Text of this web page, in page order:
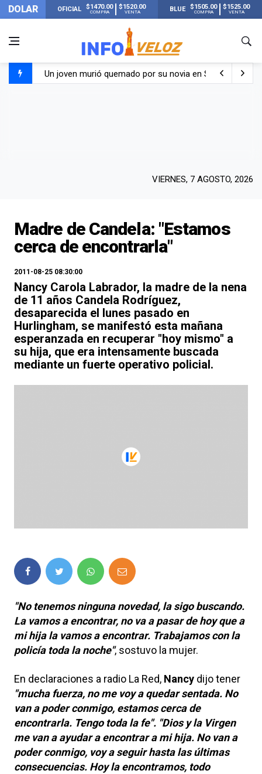
DOLAR OFICIAL $1470.00
COMPRA
$1520.00
VENTA BLUE $1505.00
COMPRA
$1525.00
VENTA
Un joven murió quemado por su novia en San Luis:
VIERNES, 7 AGOSTO, 2026
Madre de Candela: "Estamos
cerca de encontrarla"
2011-08-25 08:30:00
Nancy Carola Labrador, la madre de la nena
de 11 años Candela Rodríguez,
desaparecida el lunes pasado en
Hurlingham, se manifestó esta mañana
esperanzada en recuperar "hoy mismo" a
su hija, que era intensamente buscada
mediante un fuerte operativo policial.
"No tenemos ninguna novedad, la sigo buscando.
La vamos a encontrar, no va a pasar de hoy que a
mi hija la vamos a encontrar. Trabajamos con la
policía toda la noche", sostuvo la mujer.
En declaraciones a radio La Red, Nancy dijo tener
"mucha fuerza, no me voy a quedar sentada. No
van a poder conmigo, estamos cerca de
encontrarla. Tengo toda la fe". "Dios y la Virgen
me van a ayudar a encontrar a mi hija. No van a
poder conmigo, voy a seguir hasta las últimas
consecuencias. Hoy la encontramos, todo